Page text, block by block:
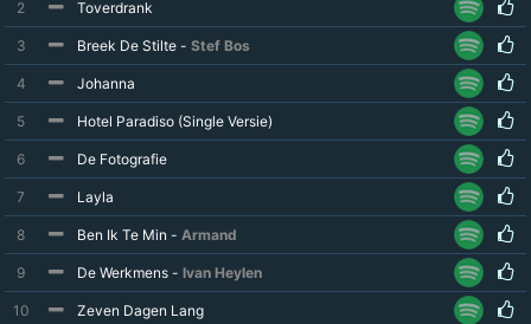
2 Toverdrank
3 Breek De Stilte - Stef Bos
4 Johanna
5 Hotel Paradiso (Single Versie)
6 De Fotografie
7 Layla
8 Ben Ik Te Min - Armand
9 De Werkmens - Ivan Heylen
10 Zeven Dagen Lang